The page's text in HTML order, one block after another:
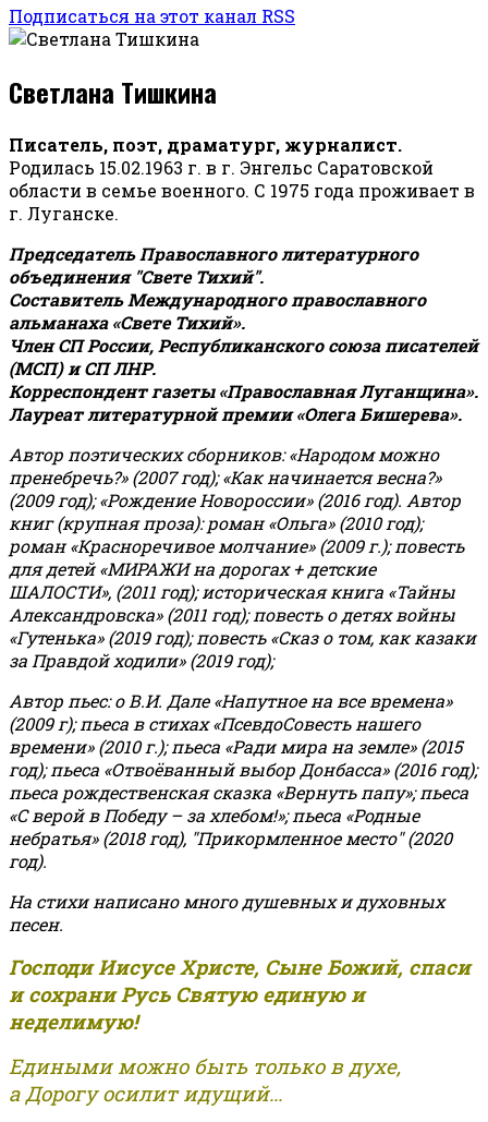
Подписаться на этот канал RSS
Светлана Тишкина
Писатель, поэт, драматург, журналист.
Родилась 15.02.1963 г. в г. Энгельс Саратовской
области в семье военного. С 1975 года проживает в
г. Луганске.
Председатель Православного литературного
объединения "Свете Тихий".
Составитель Международного православного
альманаха «Свете Тихий».
Член СП России, Республиканского союза писателей
(МСП) и СП ЛНР.
Корреспондент газеты «Православная Луганщина».
Лауреат литературной премии «Олега Бишерева».
Автор поэтических сборников: «Народом можно
пренебречь?» (2007 год); «Как начинается весна?»
(2009 год); «Рождение Новороссии» (2016 год). Автор
книг (крупная проза): роман «Ольга» (2010 год);
роман «Красноречивое молчание» (2009 г.); повесть
для детей «МИРАЖИ на дорогах + детские
ШАЛОСТИ», (2011 год); историческая книга «Тайны
Александровска» (2011 год); повесть о детях войны
«Гутенька» (2019 год); повесть «Сказ о том, как казаки
за Правдой ходили» (2019 год);
Автор пьес: о В.И. Дале «Напутное на все времена»
(2009 г); пьеса в стихах «ПсевдоСовесть нашего
времени» (2010 г.); пьеса «Ради мира на земле» (2015
год); пьеса «Отвоёванный выбор Донбасса» (2016 год);
пьеса рождественская сказка «Вернуть папу»; пьеса
«С верой в Победу – за хлебом!»;пьеса «Родные
небратья» (2018 год), "Прикормленное место" (2020
год).
На стихи написано много душевных и духовных
песен.
Господи Иисусе Христе, Сыне Божий, спаси
и сохрани Русь Святую единую и
неделимую!
Едиными можно быть только в духе,
а Дорогу осилит идущий...